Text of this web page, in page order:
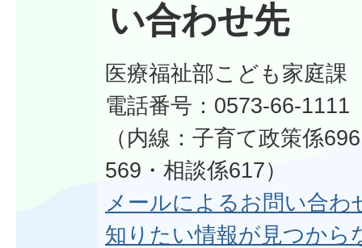
い合わせ先
医療福祉部こども家庭課
電話番号：0573-66-1111
（内線：子育て政策係
569・相談係617）
メールによるお問い合わ
知りたい情報が見つから